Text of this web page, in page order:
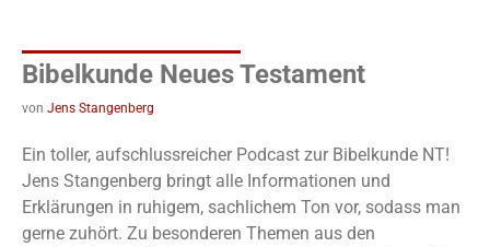
Bibelkunde Neues Testament
von Jens Stangenberg
Ein toller, aufschlussreicher Podcast zur Bibelkunde NT!
Jens Stangenberg bringt alle Informationen und
Erklärungen in ruhigem, sachlichem Ton vor, sodass man
gerne zuhört. Zu besonderen Themen aus den